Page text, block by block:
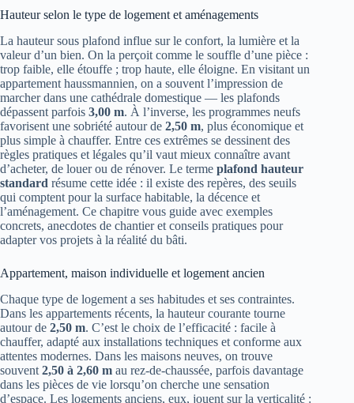
Hauteur selon le type de logement et aménagements
La hauteur sous plafond influe sur le confort, la lumière et la
valeur d’un bien. On la perçoit comme le souffle d’une pièce :
trop faible, elle étouffe ; trop haute, elle éloigne. En visitant un
appartement haussmannien, on a souvent l’impression de
marcher dans une cathédrale domestique — les plafonds
dépassent parfois 3,00 m. À l’inverse, les programmes neufs
favorisent une sobriété autour de 2,50 m, plus économique et
plus simple à chauffer. Entre ces extrêmes se dessinent des
règles pratiques et légales qu’il vaut mieux connaître avant
d’acheter, de louer ou de rénover. Le terme plafond hauteur
standard résume cette idée : il existe des repères, des seuils
qui comptent pour la surface habitable, la décence et
l’aménagement. Ce chapitre vous guide avec exemples
concrets, anecdotes de chantier et conseils pratiques pour
adapter vos projets à la réalité du bâti.
Appartement, maison individuelle et logement ancien
Chaque type de logement a ses habitudes et ses contraintes.
Dans les appartements récents, la hauteur courante tourne
autour de 2,50 m. C’est le choix de l’efficacité : facile à
chauffer, adapté aux installations techniques et conforme aux
attentes modernes. Dans les maisons neuves, on trouve
souvent 2,50 à 2,60 m au rez-de-chaussée, parfois davantage
dans les pièces de vie lorsqu’on cherche une sensation
d’espace. Les logements anciens, eux, jouent sur la verticalité :